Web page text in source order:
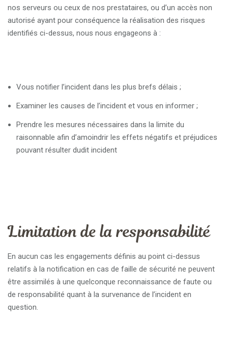
nos serveurs ou ceux de nos prestataires, ou d’un accès non
autorisé ayant pour conséquence la réalisation des risques
identifiés ci-dessus, nous nous engageons à :
Vous notifier l’incident dans les plus brefs délais ;
Examiner les causes de l’incident et vous en informer ;
Prendre les mesures nécessaires dans la limite du
raisonnable afin d’amoindrir les effets négatifs et préjudices
pouvant résulter dudit incident
Limitation de la responsabilité
En aucun cas les engagements définis au point ci-dessus
relatifs à la notification en cas de faille de sécurité ne peuvent
être assimilés à une quelconque reconnaissance de faute ou
de responsabilité quant à la survenance de l’incident en
question.